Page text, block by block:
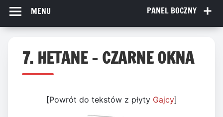
PANEL BOCZNY
MENU
7. HETANE – CZARNE OKNA
[Powrót do tekstów z płyty Gajcy]